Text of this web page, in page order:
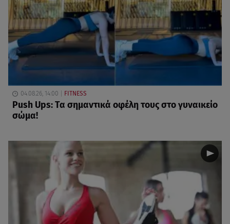
04.08.26, 14:00 FITNESS
Push Ups: Τα σημαντικά οφέλη τους στο γυναικείο
σώμα!